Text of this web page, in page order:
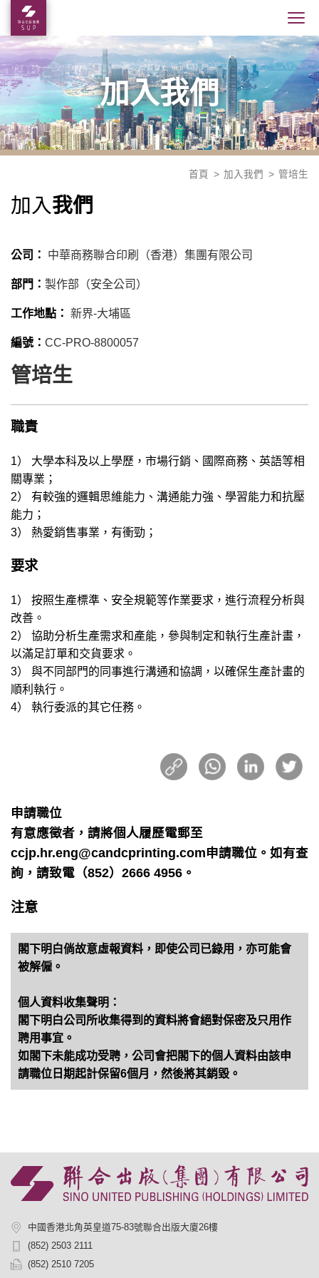
加入我們
首頁 加入我們 管培生
加入我們
公司： 中華商務聯合印刷（香港）集團有限公司
部門： 製作部（安全公司）
工作地點： 新界-大埔區
編號： CC-PRO-8800057
管培生
職責
1） 大學本科及以上學歷，市場行銷、國際商務、英語等相
關專業；
2） 有較強的邏輯思維能力、溝通能力強、學習能力和抗壓
能力；
3） 熱愛銷售事業，有衝勁；
要求
1） 按照生產標準、安全規範等作業要求，進行流程分析與
改善。
2） 協助分析生產需求和產能，參與制定和執行生產計畫，
以滿足訂單和交貨要求。
3） 與不同部門的同事進行溝通和協調，以確保生產計畫的
順利執行。
4） 執行委派的其它任務。
申請職位
有意應徵者，請將個人履歷電郵至
ccjp.hr.eng@candcprinting.com申請職位。如有查
詢，請致電（852）2666 4956。
注意
閣下明白倘故意虛報資料，即使公司已錄用，亦可能會
被解僱。
個人資料收集聲明：
閣下明白公司所收集得到的資料將會絕對保密及只用作
聘用事宜。
如閣下未能成功受聘，公司會把閣下的個人資料由該申
請職位日期起計保留6個月，然後將其銷毀。
中國香港北角英皇道75-83號聯合出版大廈26樓
(852) 2503 2111
(852) 2510 7205